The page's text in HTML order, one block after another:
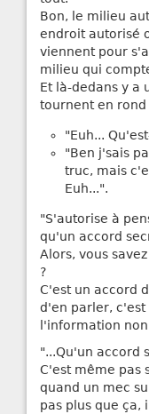
Bon, le milieu
endroit autorisé
viennent pour
milieu qui
Et là-dedans y a
tournent en rond
"Euh...
"Ben j'sais
truc, mais
Euh...".
"S'autorise à
qu'un accord
Alors, vous
?
C'est un accord
d'en parler, c'est
l'information non
"...Qu'un accord
C'est même pas
quand un mec
pas plus que ça,